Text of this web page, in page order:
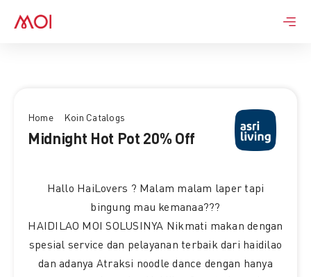
Home Koin Catalogs
Midnight Hot Pot 20% Off
Hallo HaiLovers ? Malam malam laper tapi
bingung mau kemanaa???
HAIDILAO MOI SOLUSINYA Nikmati makan dengan
spesial service dan pelayanan terbaik dari haidilao
dan adanya Atraksi noodle dance dengan hanya